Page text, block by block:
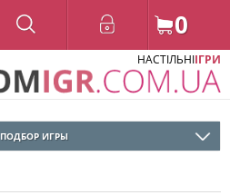
0
НАСТІЛЬНІІГРИ
ПОДБОР ИГРЫ